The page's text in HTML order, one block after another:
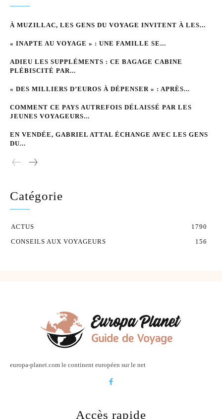
À MUZILLAC, LES GENS DU VOYAGE INVITENT À LES...
« INAPTE AU VOYAGE » : UNE FAMILLE SE...
ADIEU LES SUPPLÉMENTS : CE BAGAGE CABINE
PLÉBISCITÉ PAR...
« DES MILLIERS D’EUROS À DÉPENSER » : APRÈS...
COMMENT CE PAYS AUTREFOIS DÉLAISSÉ PAR LES
JEUNES VOYAGEURS...
EN VENDÉE, GABRIEL ATTAL ÉCHANGE AVEC LES GENS
DU...
Catégorie
ACTUS
1790
CONSEILS AUX VOYAGEURS
156
europa-planet.com le continent européen sur le net
Accès rapide